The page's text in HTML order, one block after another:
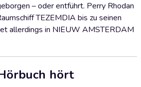
– oder entführt. Perry Rhodan
TEZEMDIA bis zu seinen
allerdings in NIEUW AMSTERDAM
hört